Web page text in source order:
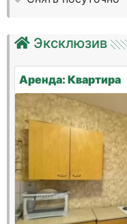
Эксклюзив
Аренда: Квартира